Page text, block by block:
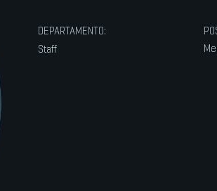
DEPARTAMENTO:
Staff